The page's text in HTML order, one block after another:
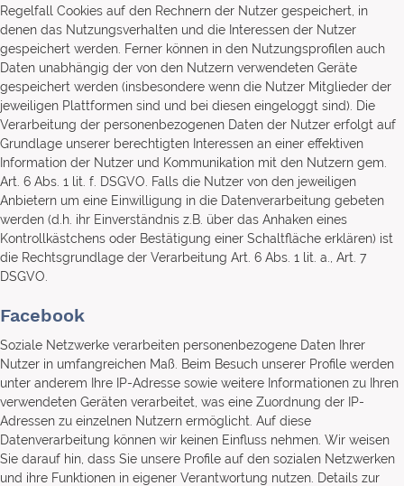
Regelfall Cookies auf den Rechnern der Nutzer gespeichert, in
denen das Nutzungsverhalten und die Interessen der Nutzer
gespeichert werden. Ferner können in den Nutzungsprofilen auch
Daten unabhängig der von den Nutzern verwendeten Geräte
gespeichert werden (insbesondere wenn die Nutzer Mitglieder der
jeweiligen Plattformen sind und bei diesen eingeloggt sind). Die
Verarbeitung der personenbezogenen Daten der Nutzer erfolgt auf
Grundlage unserer berechtigten Interessen an einer effektiven
Information der Nutzer und Kommunikation mit den Nutzern gem.
Art. 6 Abs. 1 lit. f. DSGVO. Falls die Nutzer von den jeweiligen
Anbietern um eine Einwilligung in die Datenverarbeitung gebeten
werden (d.h. ihr Einverständnis z.B. über das Anhaken eines
Kontrollkästchens oder Bestätigung einer Schaltfläche erklären) ist
die Rechtsgrundlage der Verarbeitung Art. 6 Abs. 1 lit. a., Art. 7
DSGVO.
Facebook
Soziale Netzwerke verarbeiten personenbezogene Daten Ihrer
Nutzer in umfangreichen Maß. Beim Besuch unserer Profile werden
unter anderem Ihre IP-Adresse sowie weitere Informationen zu Ihren
verwendeten Geräten verarbeitet, was eine Zuordnung der IP-
Adressen zu einzelnen Nutzern ermöglicht. Auf diese
Datenverarbeitung können wir keinen Einfluss nehmen. Wir weisen
Sie darauf hin, dass Sie unsere Profile auf den sozialen Netzwerken
und ihre Funktionen in eigener Verantwortung nutzen. Details zur